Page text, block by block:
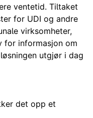
ventetid. Tiltaket
for UDI og andre
virksomheter,
for informasjon om
utgjør i dag
det opp et